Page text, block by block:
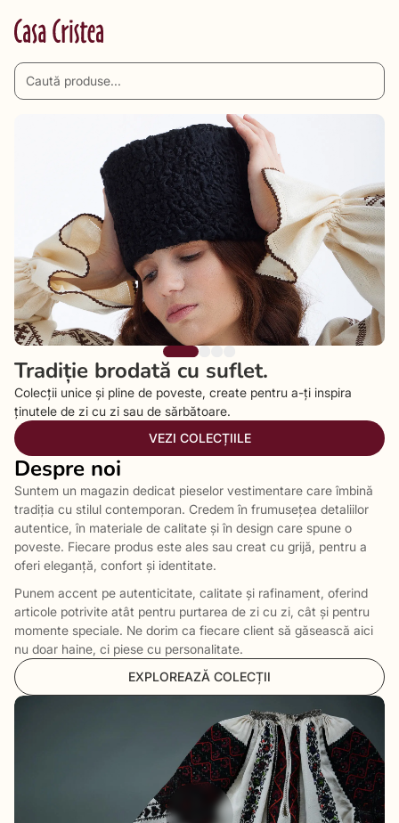
Tradiție brodată cu suflet.
Colecții unice și pline de poveste, create pentru a-ți inspira
ținutele de zi cu zi sau de sărbătoare.
VEZI COLECȚIILE
Despre noi
Suntem un magazin dedicat pieselor vestimentare care îmbină
tradiția cu stilul contemporan. Credem în frumusețea detaliilor
autentice, în materiale de calitate și în design care spune o
poveste. Fiecare produs este ales sau creat cu grijă, pentru a
oferi eleganță, confort și identitate.
Punem accent pe autenticitate, calitate și rafinament, oferind
articole potrivite atât pentru purtarea de zi cu zi, cât și pentru
momente speciale. Ne dorim ca fiecare client să găsească aici
nu doar haine, ci piese cu personalitate.
EXPLOREAZĂ COLECȚII